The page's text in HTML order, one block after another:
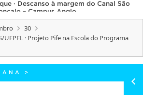
· Descanso à margem do Canal São
– Campus Anglo
30
UFPEL · Projeto Pife na Escola do Programa
>